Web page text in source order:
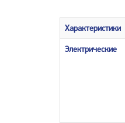
Характеристики
Электрические